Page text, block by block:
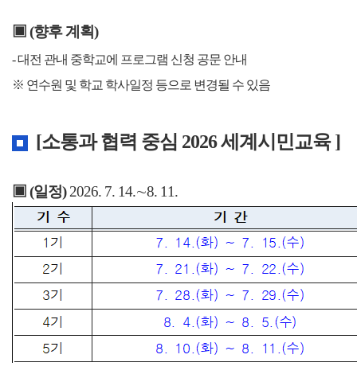
▣ (향후 계획 )
-대전 관내 중학교에 프로그램 신청 공문 안내
※ 연수원 및 학교 학사일정 등으로 변경될 수 있음
[소통과 협력 중심 2026 세계시민교육 ]
▣ (일정)2026. 7. 14.∼8. 11.